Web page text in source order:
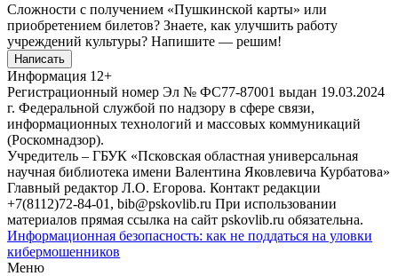
Сложности с получением «Пушкинской карты» или
приобретением билетов? Знаете, как улучшить работу
учреждений культуры? Напишите — решим!
Написать
Информация 12+
Регистрационный номер Эл № ФС77-87001 выдан 19.03.2024
г. Федеральной службой по надзору в сфере связи,
информационных технологий и массовых коммуникаций
(Роскомнадзор).
Учредитель – ГБУК «Псковская областная универсальная
научная библиотека имени Валентина Яковлевича Курбатова»
Главный редактор Л.О. Егорова. Контакт редакции
+7(8112)72-84-01, bib@pskovlib.ru При использовании
материалов прямая ссылка на сайт pskovlib.ru обязательна.
Информационная безопасность: как не поддаться на уловки
кибермошенников
Меню